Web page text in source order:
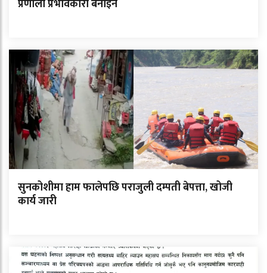
प्रणाली प्रभावकारी बनाइने
सुनकोशीमा हाम फालेपछि पराजुली दम्पती बेपत्ता, खोजी
कार्य जारी